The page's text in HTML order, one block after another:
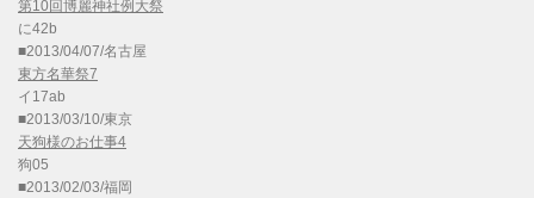
第10回博麗神社例大祭
に42b
■2013/04/07/名古屋
東方名華祭7
イ17ab
■2013/03/10/東京
天狗様のお仕事4
狗05
■2013/02/03/福岡